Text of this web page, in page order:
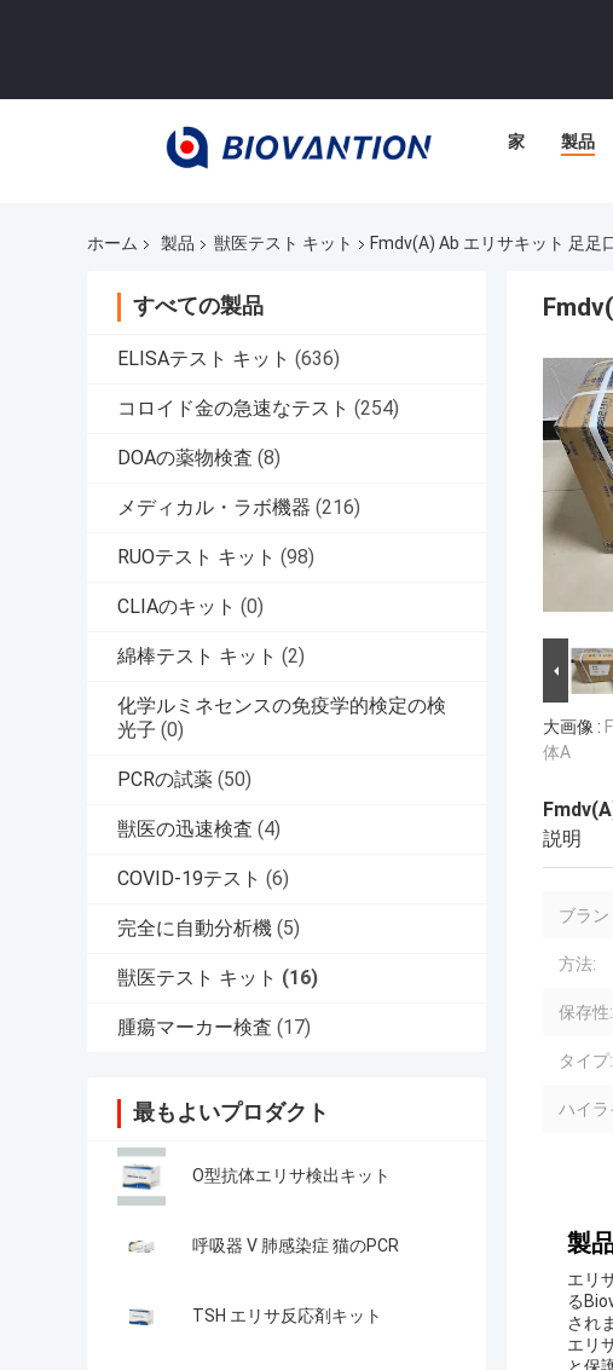
家 製品
ホーム 製品 獣医テスト キット Fmdv(A) Ab エリサキット 足足
すべての製品
ELISAテスト キット (636)
コロイド金の急速なテスト (254)
DOAの薬物検査 (8)
メディカル・ラボ機器 (216)
RUOテスト キット (98)
CLIAのキット (0)
綿棒テスト キット (2)
化学ルミネセンスの免疫学的検定の検
光子 (0)
PCRの試薬 (50)
獣医の迅速検査 (4)
COVID-19テスト (6)
完全に自動分析機 (5)
獣医テスト キット (16)
腫瘍マーカー検査 (17)
最もよいプロダクト
O型抗体エリサ検出キット
呼吸器 V 肺感染症 猫のPCR
TSH エリサ反応剤キット
大画像 :
体A
説明
ブラン
方法:
保存性:
タイプ:
ハイラ
製
エリ
る
され
エリ